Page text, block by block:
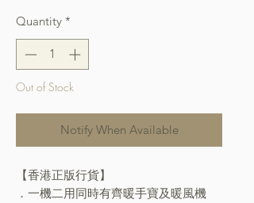
Quantity *
Out of Stock
Notify When Available
【香港正版行貨】
．一機二用同時有齊暖手寶及暖風機